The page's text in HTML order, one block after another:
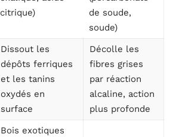
citrique)
de soude,
soude)
Dissout les
dépôts ferriques
et les tanins
oxydés en
surface
Décolle les
fibres grises
par réaction
alcaline, action
plus profonde
Bois exotiques